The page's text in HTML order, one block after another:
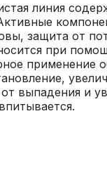
линия
защита от
при
применение
выпадения и